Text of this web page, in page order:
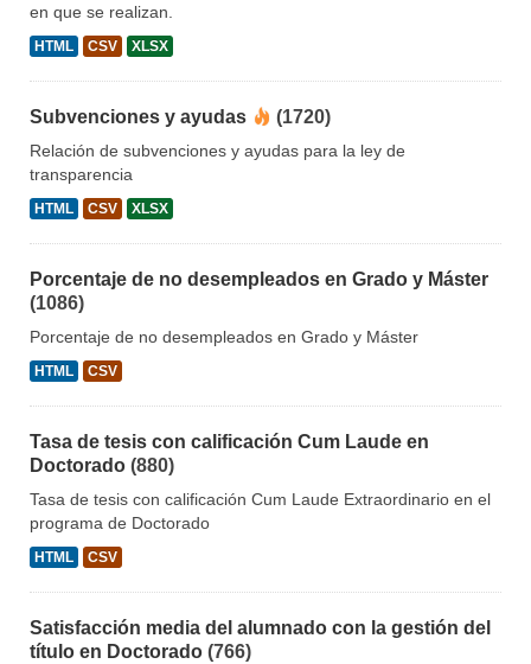
en que se realizan.
HTML CSV XLSX
Subvenciones y ayudas (1720)
Relación de subvenciones y ayudas para la ley de
transparencia
HTML CSV XLSX
Porcentaje de no desempleados en Grado y Máster
(1086)
Porcentaje de no desempleados en Grado y Máster
HTML CSV
Tasa de tesis con calificación Cum Laude en
Doctorado (880)
Tasa de tesis con calificación Cum Laude Extraordinario en el
programa de Doctorado
HTML CSV
Satisfacción media del alumnado con la gestión del
título en Doctorado (766)